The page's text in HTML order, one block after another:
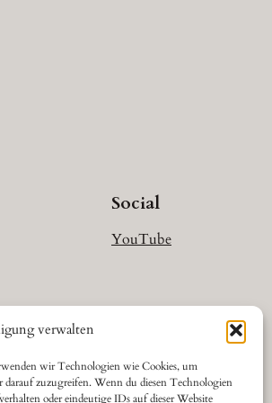
verwalten
wir Technologien wie Cookies, um
zuzugreifen. Wenn du diesen Technologien
oder eindeutige IDs auf dieser Website
Social
YouTube